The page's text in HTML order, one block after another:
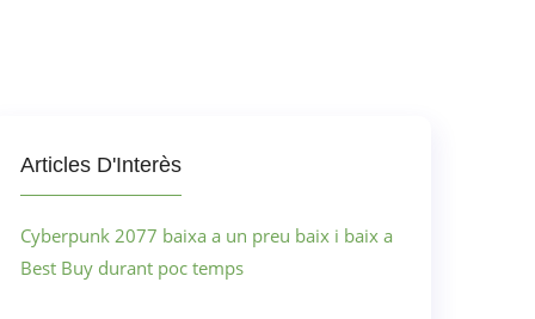
Articles D'Interès
Cyberpunk 2077 baixa a un preu baix i baix a
Best Buy durant poc temps